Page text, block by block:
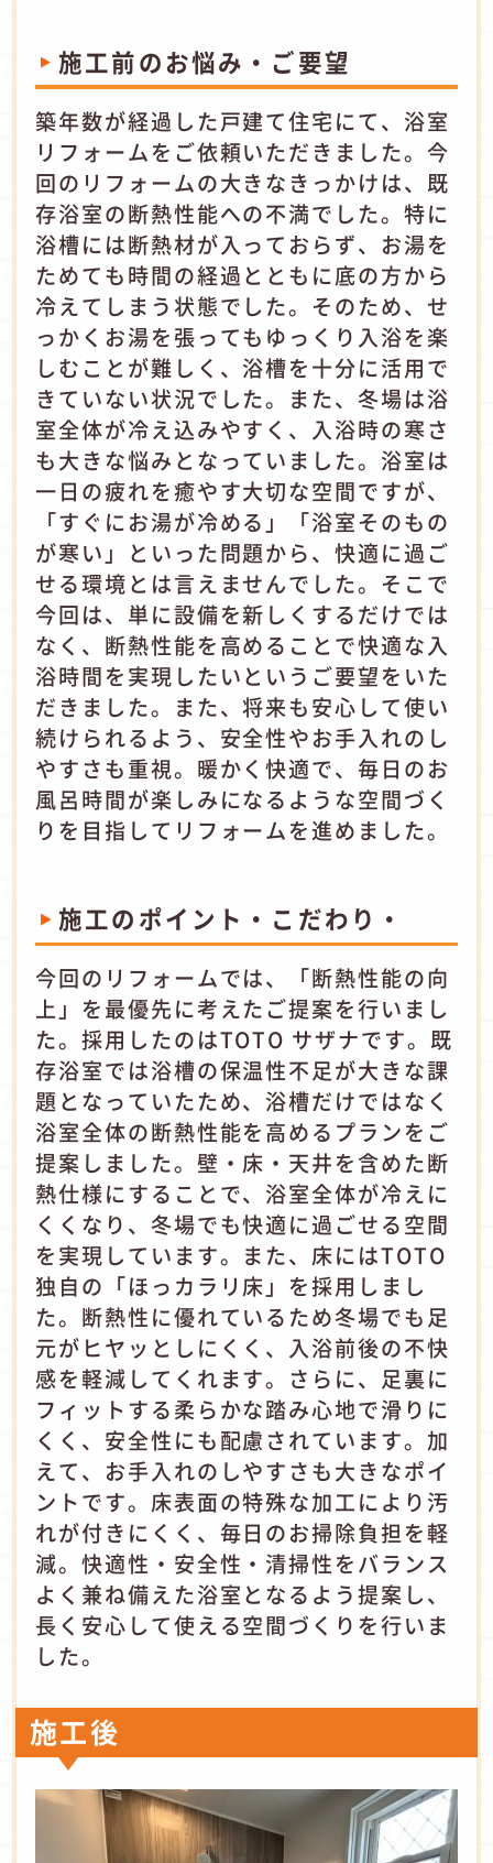
施工前のお悩み・ご要望
築年数が経過した戸建て住宅にて、浴室
リフォームをご依頼いただきました。今
回のリフォームの大きなきっかけは、既
存浴室の断熱性能への不満でした。特に
浴槽には断熱材が入っておらず、お湯を
ためても時間の経過とともに底の方から
冷えてしまう状態でした。そのため、せ
っかくお湯を張ってもゆっくり入浴を楽
しむことが難しく、浴槽を十分に活用で
きていない状況でした。また、冬場は浴
室全体が冷え込みやすく、入浴時の寒さ
も大きな悩みとなっていました。浴室は
一日の疲れを癒やす大切な空間ですが、
「すぐにお湯が冷める」「浴室そのもの
が寒い」といった問題から、快適に過ご
せる環境とは言えませんでした。そこで
今回は、単に設備を新しくするだけでは
なく、断熱性能を高めることで快適な入
浴時間を実現したいというご要望をいた
だきました。また、将来も安心して使い
続けられるよう、安全性やお手入れのし
やすさも重視。暖かく快適で、毎日のお
風呂時間が楽しみになるような空間づく
りを目指してリフォームを進めました。
施工のポイント・こだわり・
今回のリフォームでは、「断熱性能の向
上」を最優先に考えたご提案を行いまし
た。採用したのはTOTO サザナです。既
存浴室では浴槽の保温性不足が大きな課
題となっていたため、浴槽だけではなく
浴室全体の断熱性能を高めるプランをご
提案しました。壁・床・天井を含めた断
熱仕様にすることで、浴室全体が冷えに
くくなり、冬場でも快適に過ごせる空間
を実現しています。また、床にはTOTO
独自の「ほっカラリ床」を採用しまし
た。断熱性に優れているため冬場でも足
元がヒヤッとしにくく、入浴前後の不快
感を軽減してくれます。さらに、足裏に
フィットする柔らかな踏み心地で滑りに
くく、安全性にも配慮されています。加
えて、お手入れのしやすさも大きなポイ
ントです。床表面の特殊な加工により汚
れが付きにくく、毎日のお掃除負担を軽
減。快適性・安全性・清掃性をバランス
よく兼ね備えた浴室となるよう提案し、
長く安心して使える空間づくりを行いま
した。
施工後